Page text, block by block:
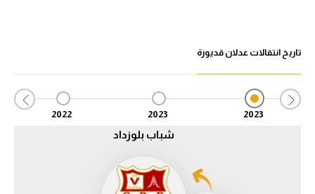
الدوري الإيطالي
الدوري الألماني
دوري أبطال أوروبا
تاريخ انتقالات عدلان قديورة
2023
2023
2022
شباب بلوزداد